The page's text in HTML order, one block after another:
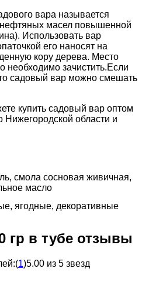
вара называется
нефтяных масел повышенной
Использовать вар
его наносят на
кору дерева. Место
необходимо зачистить.Если
садовый вар можно смешать
купить садовый вар оптом
Нижегородской области и
смола сосновая живичная,
масло
ягодные, декоративные
гр в тубе отзывы
(1)5.00 из 5 звезд